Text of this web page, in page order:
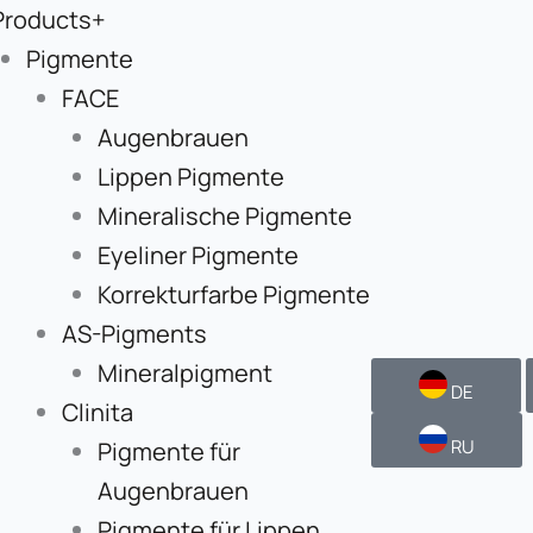
Pigmente
FACE
Augenbrauen
Lippen Pigmente
Mineralische Pigmente
Eyeliner Pigmente
Korrekturfarbe Pigmente
AS-Pigments
Mineralpigment
Clinita
Pigmente für
Augenbrauen
DE
RU